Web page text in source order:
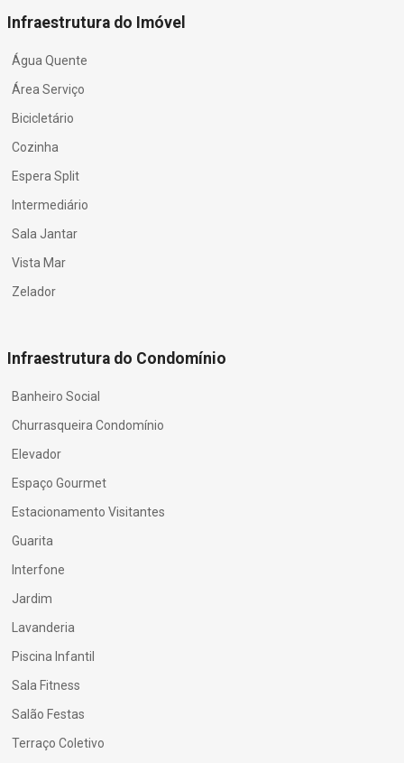
Infraestrutura do Imóvel
Água Quente
Área Serviço
Bicicletário
Cozinha
Espera Split
Intermediário
Sala Jantar
Vista Mar
Zelador
Infraestrutura do Condomínio
Banheiro Social
Churrasqueira Condomínio
Elevador
Espaço Gourmet
Estacionamento Visitantes
Guarita
Interfone
Jardim
Lavanderia
Piscina Infantil
Sala Fitness
Salão Festas
Terraço Coletivo